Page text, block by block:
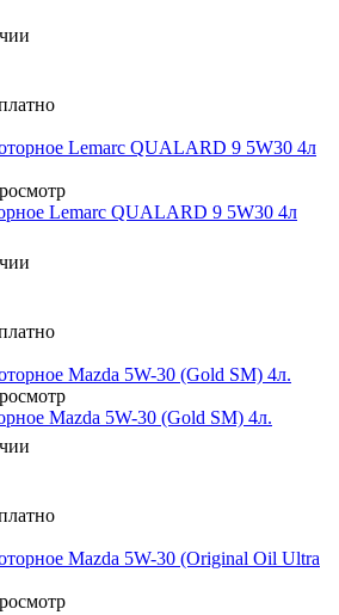
Lemarc QUALARD 9 5W30 4л
Mazda 5W-30 (Gold SM) 4л.